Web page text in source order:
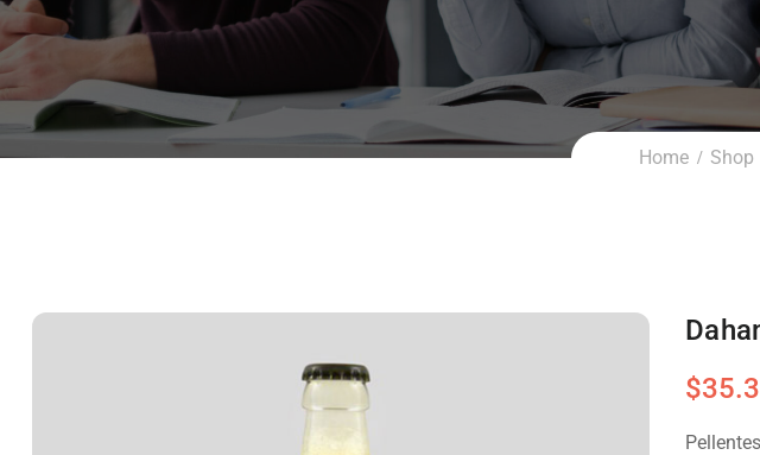
Home Shop
$